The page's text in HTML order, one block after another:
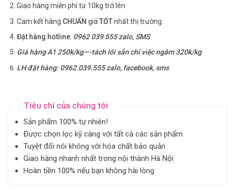
Giao hàng miễn phí từ 10kg trở lên
Cam kết hàng CHUẨN giáTỐTnhất thị trường.
Đặt hàng hotline: 0962 039 555 zalo, SMS
Giá hàng A1 250k/kg—-tách lõi sẵn chỉ việc ngâm 320k/kg
LH đặt hàng: 0962.039.555 zalo, facebook, sms
Tiêu chí của chúng tôi
Sản phẩm 100% tự nhiên!
Được chọn lọc kỹ càng với tất cả các sản phẩm
Tuyệt đối nói không với hóa chất bảo quản
Giao hàng nhanh nhất trong nội thành Hà Nội
Hoàn tiền 100% nếu bạn không hài lòng